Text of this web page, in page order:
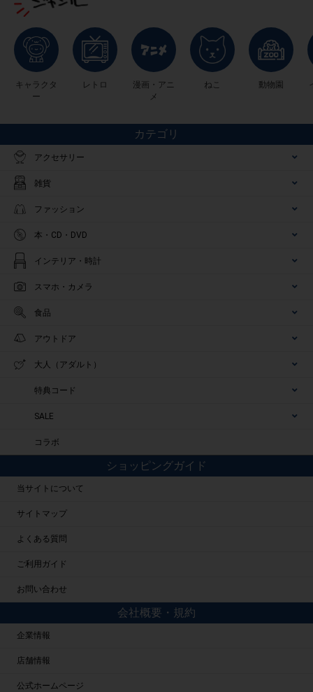
キャラクタ
ー
レトロ
漫画・アニ
メ
ねこ 動物園
カテゴリ
アクセサリー
雑貨
ファッション
本・CD・DVD
インテリア・時計
スマホ・カメラ
食品
アウトドア
大人（アダルト）
特典コード
SALE
コラボ
ショッピングガイド
当サイトについて
サイトマップ
よくある質問
ご利用ガイド
お問い合わせ
会社概要・規約
企業情報
店舗情報
公式ホームページ